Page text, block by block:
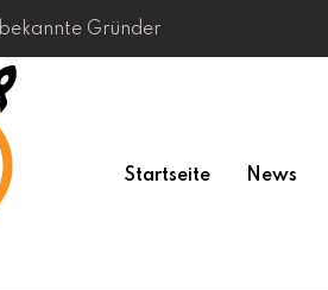
bekannte Gründer
Startseite News